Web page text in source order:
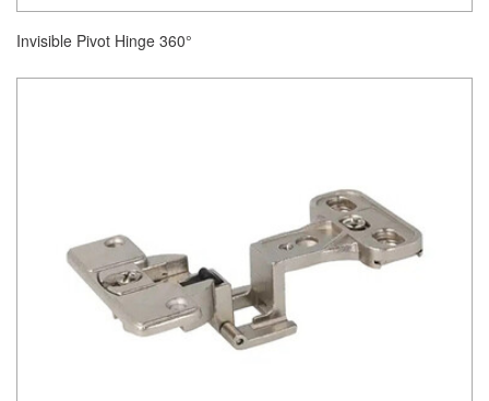
Invisible Pivot Hinge 360°